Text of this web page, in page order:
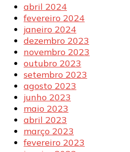
abril 2024
fevereiro 2024
janeiro 2024
dezembro 2023
novembro 2023
outubro 2023
setembro 2023
agosto 2023
junho 2023
maio 2023
abril 2023
março 2023
fevereiro 2023